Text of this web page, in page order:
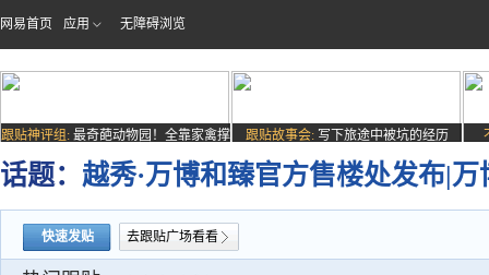
网易首页 应用 无障碍浏览
跟贴神评组: 最奇葩动物园！全靠家禽撑
场子
跟贴故事会: 写下旅途中被坑的经历
话题： 越秀·万博和臻官方售楼处发布|
快速发贴 去跟贴广场看看